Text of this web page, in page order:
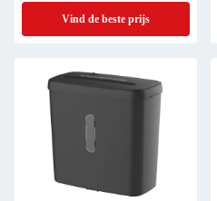
Vind de beste prijs